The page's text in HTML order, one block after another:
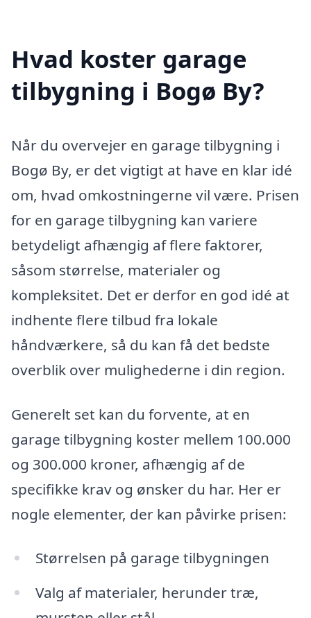
Hvad koster garage
tilbygning i Bogø By?
Når du overvejer en garage tilbygning i
Bogø By, er det vigtigt at have en klar idé
om, hvad omkostningerne vil være. Prisen
for en garage tilbygning kan variere
betydeligt afhængig af flere faktorer,
såsom størrelse, materialer og
kompleksitet. Det er derfor en god idé at
indhente flere tilbud fra lokale
håndværkere, så du kan få det bedste
overblik over mulighederne i din region.
Generelt set kan du forvente, at en
garage tilbygning koster mellem 100.000
og 300.000 kroner, afhængig af de
specifikke krav og ønsker du har. Her er
nogle elementer, der kan påvirke prisen:
Størrelsen på garage tilbygningen
Valg af materialer, herunder træ,